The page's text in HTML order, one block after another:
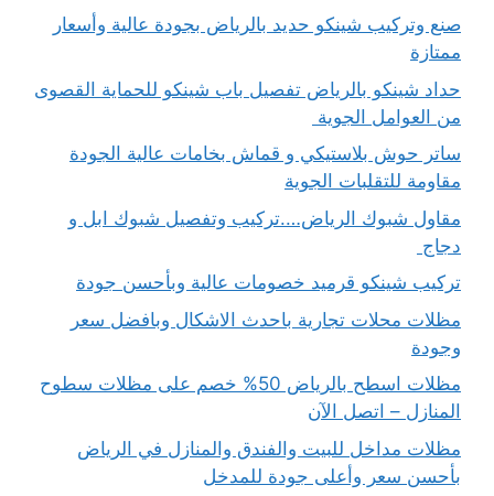
صنع وتركيب شينكو حديد بالرياض بجودة عالية وأسعار
ممتازة
حداد شينكو بالرياض تفصيل باب شينكو للحماية القصوى
من العوامل الجوية
ساتر حوش بلاستيكي و قماش بخامات عالية الجودة
مقاومة للتقلبات الجوية
مقاول شبوك الرياض….تركيب وتفصيل شبوك ابل و
دجاج
تركيب شينكو قرميد خصومات عالية وبأحسن جودة
مظلات محلات تجارية باحدث الاشكال وبافضل سعر
وجودة
مظلات اسطح بالرياض 50% خصم على مظلات سطوح
المنازل – اتصل الآن
مظلات مداخل للبيت والفندق والمنازل في الرياض
بأحسن سعر وأعلى جودة للمدخل